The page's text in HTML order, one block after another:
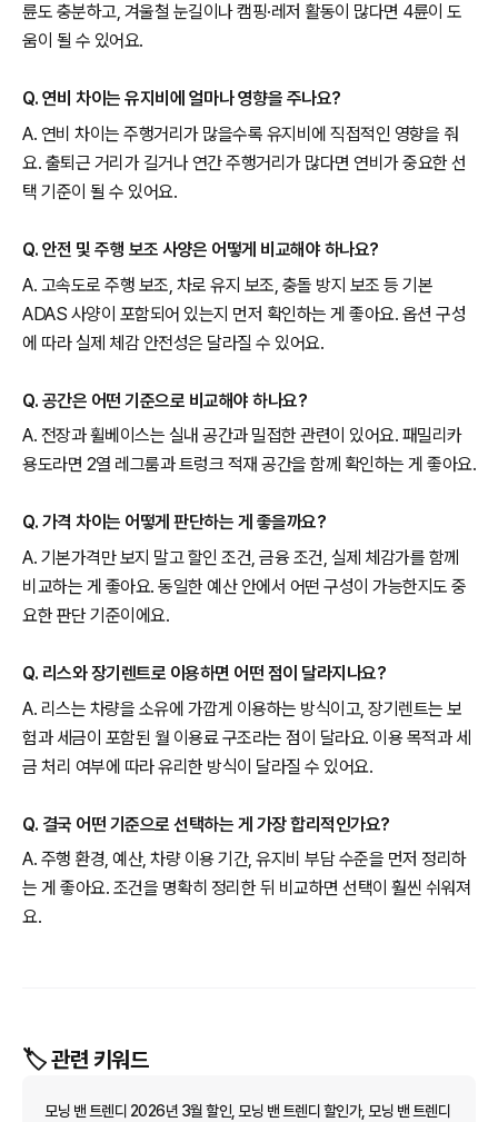
륜도 충분하고, 겨울철 눈길이나 캠핑·레저 활동이 많다면 4륜이 도
움이 될 수 있어요.
Q. 연비 차이는 유지비에 얼마나 영향을 주나요?
A. 연비 차이는 주행거리가 많을수록 유지비에 직접적인 영향을 줘
요. 출퇴근 거리가 길거나 연간 주행거리가 많다면 연비가 중요한 선
택 기준이 될 수 있어요.
Q. 안전 및 주행 보조 사양은 어떻게 비교해야 하나요?
A. 고속도로 주행 보조, 차로 유지 보조, 충돌 방지 보조 등 기본
ADAS 사양이 포함되어 있는지 먼저 확인하는 게 좋아요. 옵션 구성
에 따라 실제 체감 안전성은 달라질 수 있어요.
Q. 공간은 어떤 기준으로 비교해야 하나요?
A. 전장과 휠베이스는 실내 공간과 밀접한 관련이 있어요. 패밀리카
용도라면 2열 레그룸과 트렁크 적재 공간을 함께 확인하는 게 좋아요.
Q. 가격 차이는 어떻게 판단하는 게 좋을까요?
A. 기본가격만 보지 말고 할인 조건, 금융 조건, 실제 체감가를 함께
비교하는 게 좋아요. 동일한 예산 안에서 어떤 구성이 가능한지도 중
요한 판단 기준이에요.
Q. 리스와 장기렌트로 이용하면 어떤 점이 달라지나요?
A. 리스는 차량을 소유에 가깝게 이용하는 방식이고, 장기렌트는 보
험과 세금이 포함된 월 이용료 구조라는 점이 달라요. 이용 목적과 세
금 처리 여부에 따라 유리한 방식이 달라질 수 있어요.
Q. 결국 어떤 기준으로 선택하는 게 가장 합리적인가요?
A. 주행 환경, 예산, 차량 이용 기간, 유지비 부담 수준을 먼저 정리하
는 게 좋아요. 조건을 명확히 정리한 뒤 비교하면 선택이 훨씬 쉬워져
요.
🏷️ 관련 키워드
모닝 밴 트렌디 2026년 3월 할인, 모닝 밴 트렌디 할인가, 모닝 밴 트렌디